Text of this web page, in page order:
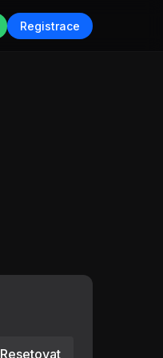
Registrace
Resetovat